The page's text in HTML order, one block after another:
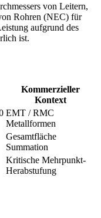
von Leitern,
Rohren (NEC) für
aufgrund des
ist.
Kommerzieller
Kontext
EMT / RMC
Metallformen
Gesamtfläche
Summation
Kritische Mehrpunkt-
Herabstufung